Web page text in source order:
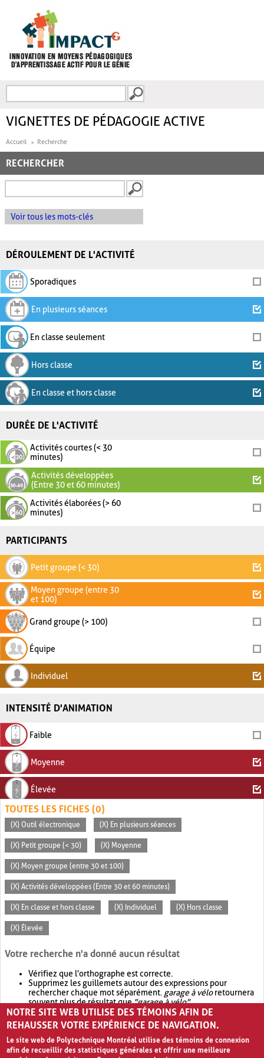
FORMULAIRE DE
VIGNETTES DE PÉDAGOGIE ACTIVE
Accueil Recherche
RECHERCHER
Voir tous les mots-clés
DÉROULEMENT DE L'ACTIVITÉ
Sporadiques
En plusieurs séances
En classe seulement
Hors classe
En classe et hors classe
DURÉE DE L'ACTIVITÉ
Activités courtes (< 30
minutes)
Activités développées
(Entre 30 et 60 minutes)
Activités élaborées (> 60
minutes)
PARTICIPANTS
Petit groupe (< 30)
Moyen groupe (entre 30
et 100)
Grand groupe (> 100)
Équipe
Individuel
INTENSITÉ D'ANIMATION
Faible
Moyenne
Élevée
TOUTES LES FICHES (0)
(X) Outil électronique (X) En plusieurs séances
(X) Petit groupe (< 30) (X) Moyenne
(X) Moyen groupe (entre 30 et 100)
(X) Activités développées (Entre 30 et 60 minutes)
(X) En classe et hors classe (X) Individuel (X) Hors classe
(X) Élevée
Votre recherche n'a donné aucun résultat
Vérifiez que l'orthographe est correcte.
Supprimez les guillemets autour des expressions pour
rechercher chaque mot séparément. garage à véloretournera
souvent plus de résultat que"garage à vélo".
Envisagez d'élargir votre recherche avec OR.garage OR vélo
retournera souvent plus de résultat quegarage à vélo
NOTRE SITE WEB UTILISE DES TÉMOINS AFIN DE
REHAUSSER VOTRE EXPÉRIENCE DE NAVIGATION.
Le site web de Polytechnique Montréal utilise des témoins de connexion
afin de recueillir des statistiques générales et offrir une meilleure